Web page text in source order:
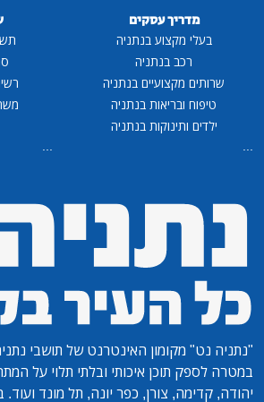
מדריך עסקים
בעלי מקצוע בנתניה
רכב בנתניה
שרותים מקצועיים בנתניה
טיפוח ובריאות בנתניה
ילדים ותינוקות בנתניה
...
...
"נתניה נט" מקומון האינטרנט של תושבי
במטרה לספק תוכן איכותי ובלתי תלוי על
יהודה, קדימה, צורן, כפר יונה, תל מונד ועוד.